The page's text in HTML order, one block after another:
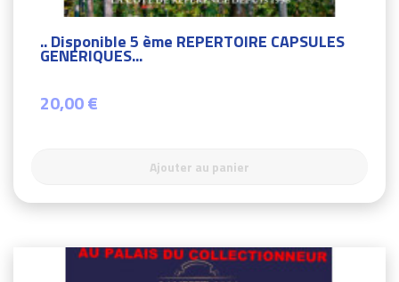
.. Disponible 5 ème REPERTOIRE CAPSULES
GENERIQUES...
20,00 €
Ajouter au panier